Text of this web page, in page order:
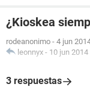
¿Kioskea
rodeanonimo - 4 jun
leonnyx - 10 jun
3 respuestas